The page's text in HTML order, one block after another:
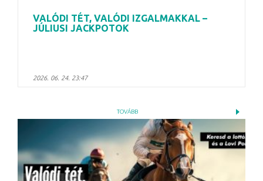
VALÓDI TÉT, VALÓDI IZGALMAKKAL –
JÚLIUSI JACKPOTOK
2026. 06. 24. 23:47
TOVÁBB